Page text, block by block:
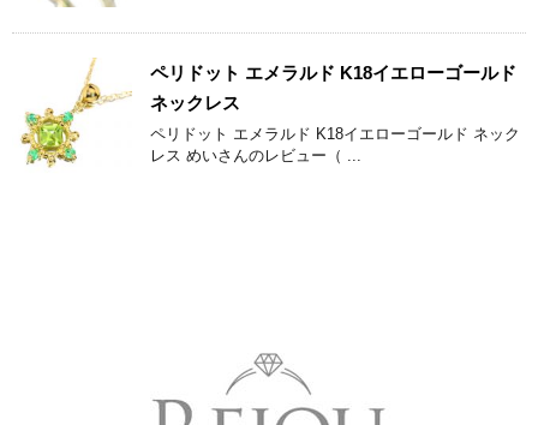
ペリドット エメラルド K18イエローゴールド
ネックレス
ペリドット エメラルド K18イエローゴールド ネック
レス めいさんのレビュー（ ...